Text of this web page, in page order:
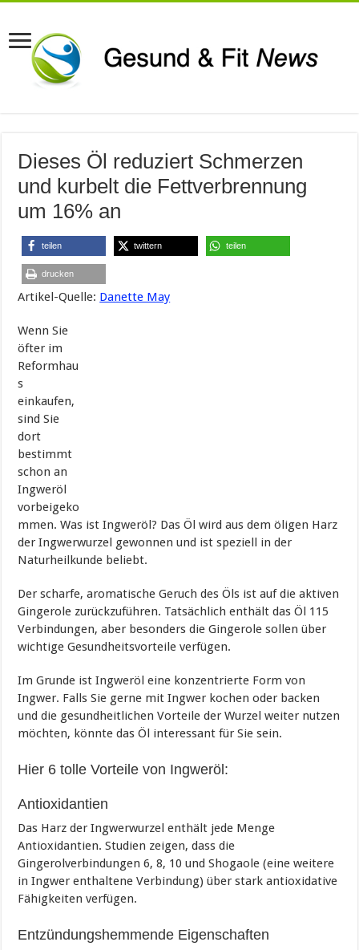
Dieses Öl reduziert Schmerzen
und kurbelt die Fettverbrennung
um 16% an
teilen twittern teilen
drucken
Artikel-Quelle: Danette May
Wenn Sie
öfter im
Reformhau
s
einkaufen,
sind Sie
dort
bestimmt
schon an
Ingweröl
vorbeigeko
mmen. Was ist Ingweröl? Das Öl wird aus dem öligen Harz
der Ingwerwurzel gewonnen und ist speziell in der
Naturheilkunde beliebt.
Der scharfe, aromatische Geruch des Öls ist auf die aktiven
Gingerole zurückzuführen. Tatsächlich enthält das Öl 115
Verbindungen, aber besonders die Gingerole sollen über
wichtige Gesundheitsvorteile verfügen.
Im Grunde ist Ingweröl eine konzentrierte Form von
Ingwer. Falls Sie gerne mit Ingwer kochen oder backen
und die gesundheitlichen Vorteile der Wurzel weiter nutzen
möchten, könnte das Öl interessant für Sie sein.
Hier 6 tolle Vorteile von Ingweröl:
Antioxidantien
Das Harz der Ingwerwurzel enthält jede Menge
Antioxidantien. Studien zeigen, dass die
Gingerolverbindungen 6, 8, 10 und Shogaole (eine weitere
in Ingwer enthaltene Verbindung) über stark antioxidative
Fähigkeiten verfügen.
Entzündungshemmende Eigenschaften